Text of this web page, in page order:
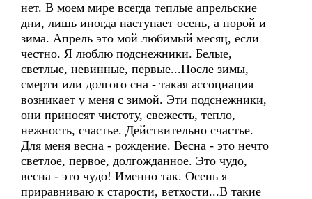
нет. В моем мире всегда теплые апрельские
дни, лишь иногда наступает осень, а порой и
зима. Апрель это мой любимый месяц, если
честно. Я люблю подснежники. Белые,
светлые, невинные, первые...После зимы,
смерти или долгого сна - такая ассоциация
возникает у меня с зимой. Эти подснежники,
они приносят чистоту, свежесть, тепло,
нежность, счастье. Действительно счастье.
Для меня весна - рождение. Весна - это нечто
светлое, первое, долгожданное. Это чудо,
весна - это чудо! Именно так. Осень я
приравниваю к старости, ветхости...В такие